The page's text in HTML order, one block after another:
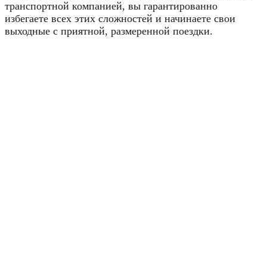
транспортной компанией, вы гарантированно
избегаете всех этих сложностей и начинаете свои
выходные с приятной, размеренной поездки.